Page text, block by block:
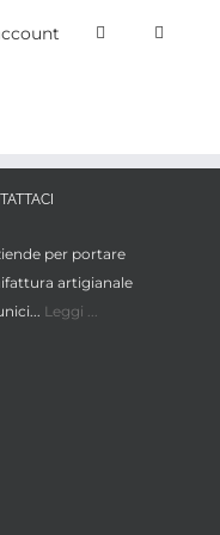
per portare
artigianale
Leggi ...